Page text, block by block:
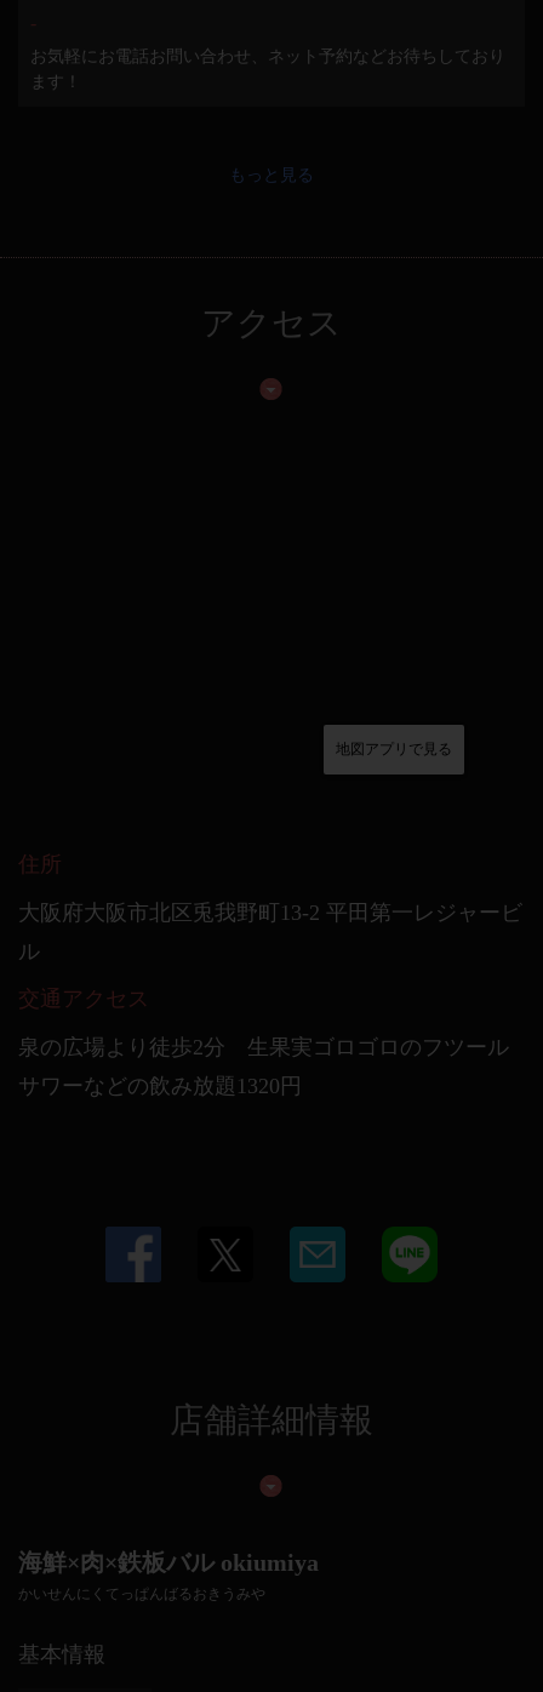
-
お気軽にお電話お問い合わせ、ネット予約などお待ちしており
ます！
もっと見る
アクセス
地図アプリで見る
住所
大阪府大阪市北区兎我野町13-2 平田第一レジャービ
ル
交通アクセス
泉の広場より徒歩2分 生果実ゴロゴロのフツール
サワーなどの飲み放題1320円
店舗詳細情報
海鮮×肉×鉄板バル okiumiya
かいせんにくてっぱんばるおきうみや
基本情報